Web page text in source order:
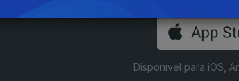
Disponível para iOS,